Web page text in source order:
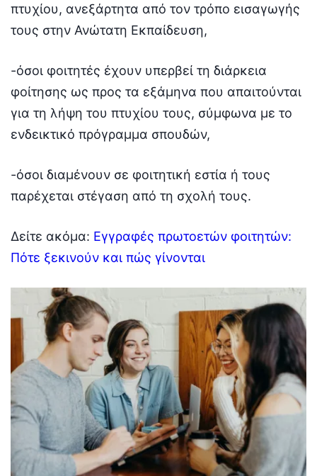
πτυχίου, ανεξάρτητα από τον τρόπο εισαγωγής
τους στην Ανώτατη Εκπαίδευση,
-όσοι φοιτητές έχουν υπερβεί τη διάρκεια
φοίτησης ως προς τα εξάμηνα που απαιτούνται
για τη λήψη του πτυχίου τους, σύμφωνα με το
ενδεικτικό πρόγραμμα σπουδών,
-όσοι διαμένουν σε φοιτητική εστία ή τους
παρέχεται στέγαση από τη σχολή τους.
Δείτε ακόμα: Εγγραφές πρωτοετών φοιτητών:
Πότε ξεκινούν και πώς γίνονται